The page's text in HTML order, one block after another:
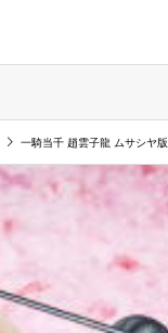
一騎当千 趙雲子龍 ムサシヤ版